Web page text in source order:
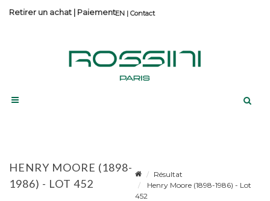
Contact
Retirer un achat | Paiement
HENRY MOORE (1898-
1986) - LOT 452
Résultat
Henry Moore (1898-1986) - Lot
452